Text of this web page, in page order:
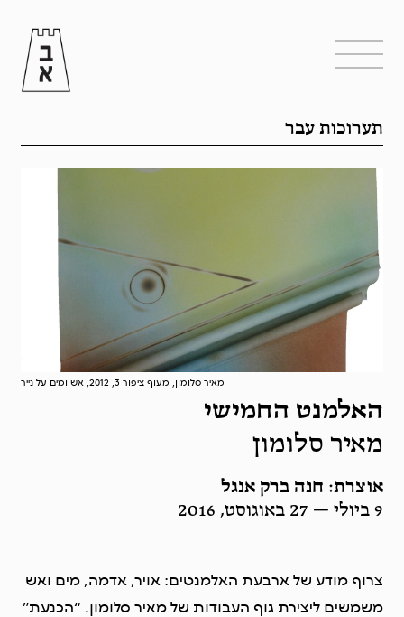
תערוכות עבר
מאיר סלומון, מעוף ציפור 3, 2012, אש ומים על נייר
האלמנט החמישי
מאיר סלומון
אוצרת: חנה ברק אנגל
9 ביולי — 27 באוגוסט, 2016
צרוף מודע של ארבעת האלמנטים: אויר, אדמה, מים ואש
משמשים ליצירת גוף העבודות של מאיר סלומון. “הכנעת”